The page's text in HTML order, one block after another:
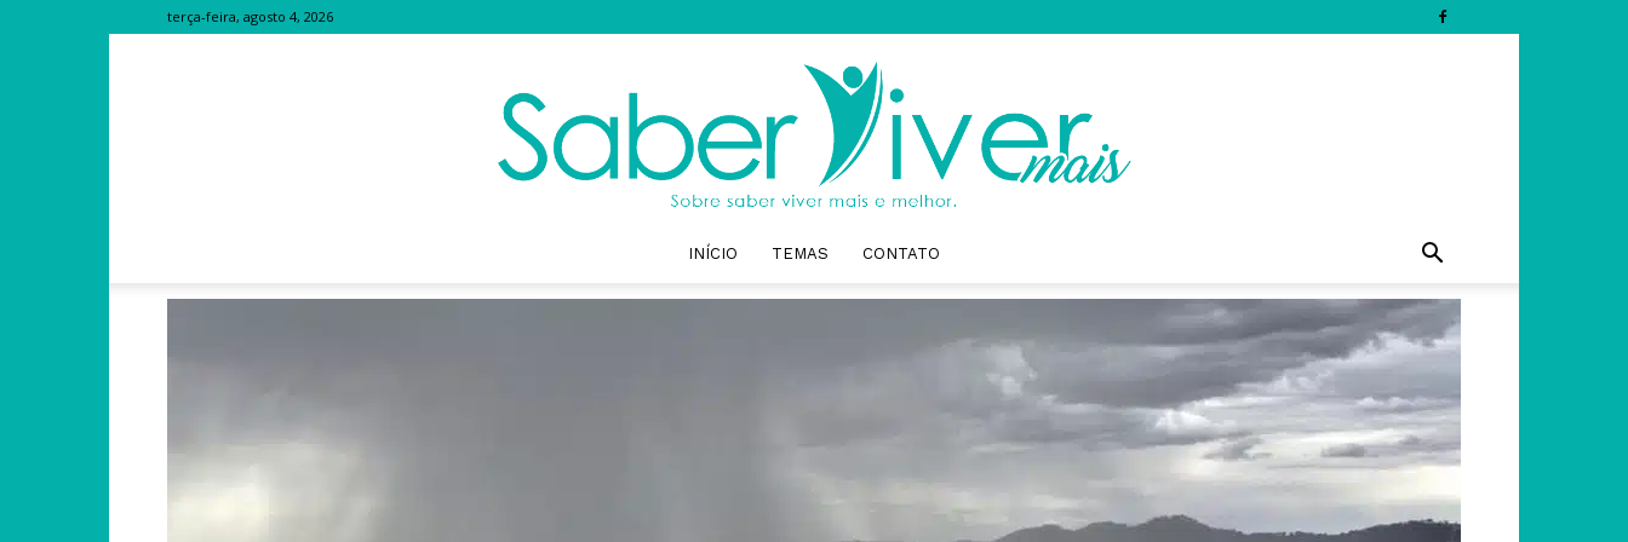
terça-feira, agosto 4, 2026
Saber
INÍCIO TEMAS CONTATO